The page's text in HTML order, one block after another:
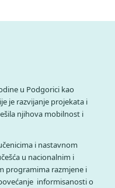
u Podgorici kao
je razvijanje projekata i
njihova mobilnost i
i nastavnom
u nacionalnim i
programima razmjene i
informisanosti o